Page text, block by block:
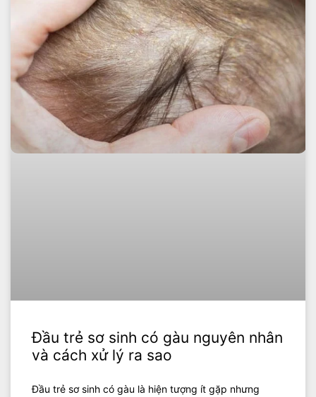
Đầu trẻ sơ sinh có gàu nguyên nhân
và cách xử lý ra sao
Đầu trẻ sơ sinh có gàu là hiện tượng ít gặp nhưng